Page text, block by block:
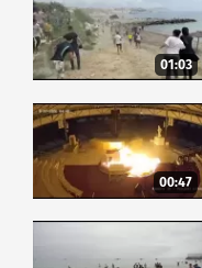
01:03
00:47